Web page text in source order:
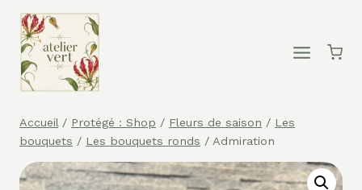
Aller
contenu
Accueil / Protégé : Shop / Fleurs de saison / Les
bouquets / Les bouquets ronds / Admiration